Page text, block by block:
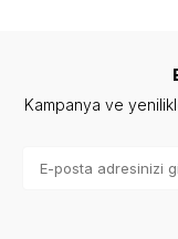
Kampanya ve